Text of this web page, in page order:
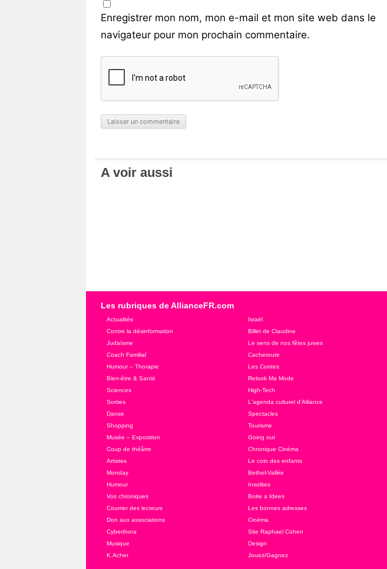
Enregistrer mon nom, mon e-mail et mon site web dans le
navigateur pour mon prochain commentaire.
A voir aussi
Les rubriques de AllianceFR.com
Actualités Israël
Contre la désinformation
Billet de Claudine
Judaïsme
Le sens de nos fêtes juives
Coach Familial
Cacheroute
Humour – Thorapie
Les Contes
Bien-être & Santé
Relook Ma Mode
Sciences
High-Tech
Sorties
L'agenda culturel d'Alliance
Danse
Spectacles
Shopping
Tourisme
Musée – Exposition
Going out
Coup de théâtre
Chronique Cinéma
Artistes
Le coin des enfants
Monday
Bethel-Vallée
Humour
Insolites
Vos chroniques
Boite a Idees
Courrier des lecteurs
Les bonnes adresses
Don aux associations
Cinéma
Cyberthora
Site Raphael Cohen
Musique
Design
K.Acher
Jouez/Gagnez